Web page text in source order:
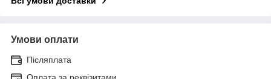
Умови оплати
Післяплата
Оплата за реквізитами